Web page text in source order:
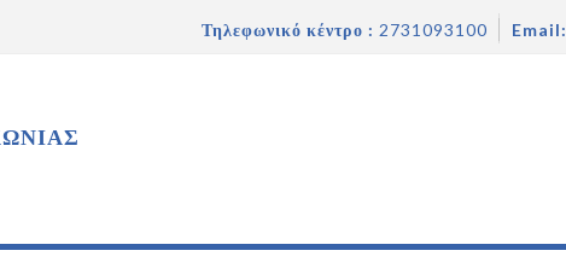
Τηλεφωνικό κέντρο : 2731093100 Email: